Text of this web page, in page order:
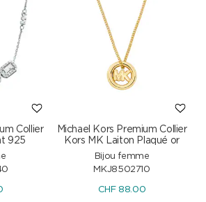
Collier
925
Michael Kors Premium Collier
Kors MK Laiton Plaqué or
Bijou femme
MKJ8502710
CHF 88.00